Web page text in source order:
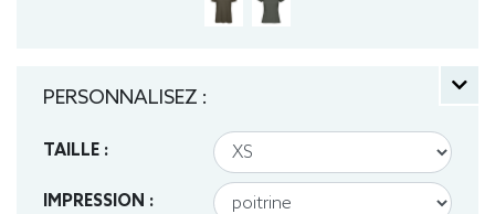
PERSONNALISEZ :
TAILLE :
IMPRESSION :